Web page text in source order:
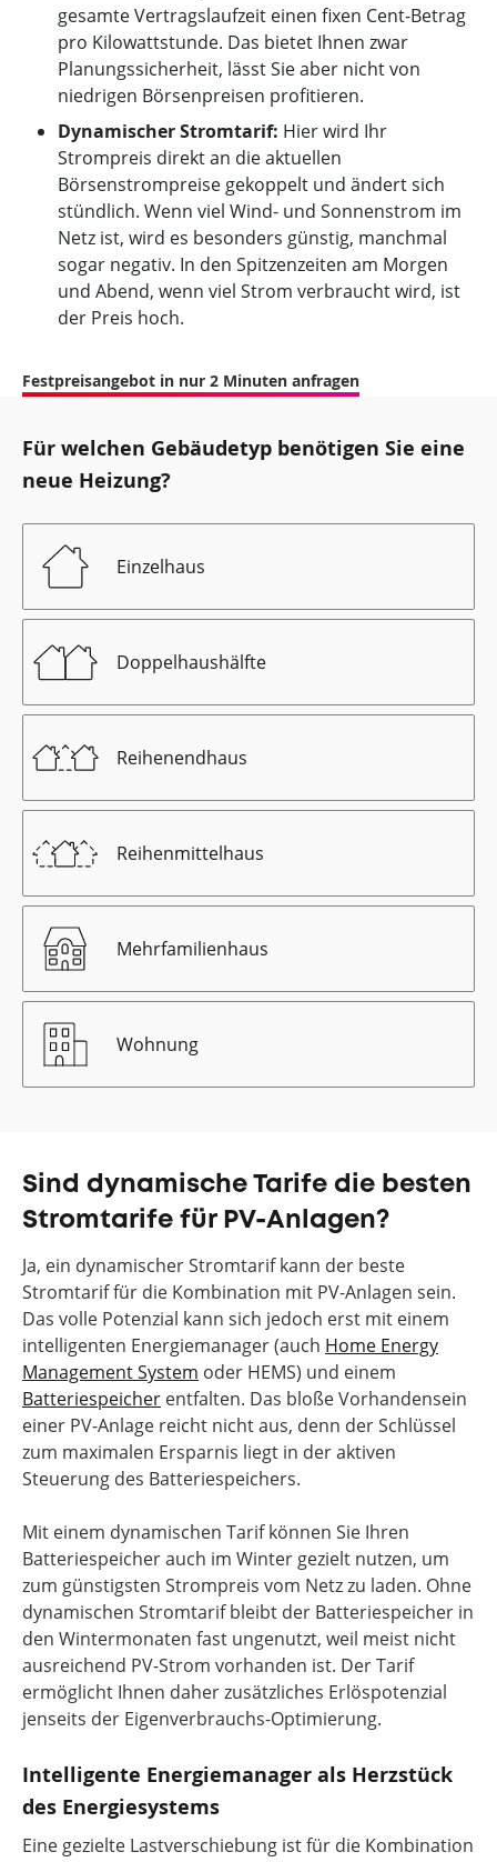
gesamte Vertragslaufzeit einen fixen Cent-Betrag
pro Kilowattstunde. Das bietet Ihnen zwar
Planungssicherheit, lässt Sie aber nicht von
niedrigen Börsenpreisen profitieren.
Dynamischer Stromtarif: Hier wird Ihr
Strompreis direkt an die aktuellen
Börsenstrompreise gekoppelt und ändert sich
stündlich. Wenn viel Wind- und Sonnenstrom im
Netz ist, wird es besonders günstig, manchmal
sogar negativ. In den Spitzenzeiten am Morgen
und Abend, wenn viel Strom verbraucht wird, ist
der Preis hoch.
Festpreisangebot in nur 2 Minuten anfragen
Für welchen Gebäudetyp benötigen Sie eine
neue Heizung?
Einzelhaus
Doppelhaushälfte
Reihenendhaus
Reihenmittelhaus
Mehrfamilienhaus
Wohnung
Sind dynamische Tarife die besten
Stromtarife für PV-Anlagen?
Ja, ein dynamischer Stromtarif kann der beste
Stromtarif für die Kombination mit PV-Anlagen sein.
Das volle Potenzial kann sich jedoch erst mit einem
intelligenten Energiemanager (auch Home Energy
Management System oder HEMS) und einem
Batteriespeicher entfalten. Das bloße Vorhandensein
einer PV-Anlage reicht nicht aus, denn der Schlüssel
zum maximalen Ersparnis liegt in der aktiven
Steuerung des Batteriespeichers.
Mit einem dynamischen Tarif können Sie Ihren
Batteriespeicher auch im Winter gezielt nutzen, um
zum günstigsten Strompreis vom Netz zu laden. Ohne
dynamischen Stromtarif bleibt der Batteriespeicher in
den Wintermonaten fast ungenutzt, weil meist nicht
ausreichend PV-Strom vorhanden ist. Der Tarif
ermöglicht Ihnen daher zusätzliches Erlöspotenzial
jenseits der Eigenverbrauchs-Optimierung.
Intelligente Energiemanager als Herzstück
des Energiesystems
Eine gezielte Lastverschiebung ist für die Kombination